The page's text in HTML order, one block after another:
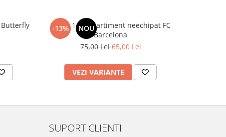
-13% NOU
Penar 1 compartiment neechipat FC
Barcelona
75,00 Lei65,00 Lei
VEZI VARIANTE
SUPORT CLIENTI